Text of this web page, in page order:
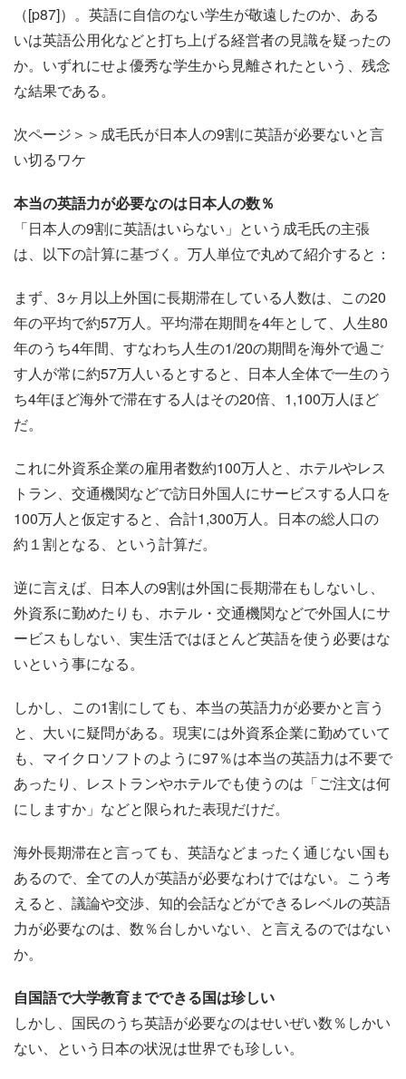
（[p87]）。英語に自信のない学生が敬遠したのか、ある
いは英語公用化などと打ち上げる経営者の見識を疑ったの
か。いずれにせよ優秀な学生から見離されたという、残念
な結果である。
次ページ＞＞成毛氏が日本人の9割に英語が必要ないと言
い切るワケ
本当の英語力が必要なのは日本人の数％
「日本人の9割に英語はいらない」という成毛氏の主張
は、以下の計算に基づく。万人単位で丸めて紹介すると：
まず、3ヶ月以上外国に長期滞在している人数は、この20
年の平均で約57万人。平均滞在期間を4年として、人生80
年のうち4年間、すなわち人生の1/20の期間を海外で過ご
す人が常に約57万人いるとすると、日本人全体で一生のう
ち4年ほど海外で滞在する人はその20倍、1,100万人ほど
だ。
これに外資系企業の雇用者数約100万人と、ホテルやレス
トラン、交通機関などで訪日外国人にサービスする人口を
100万人と仮定すると、合計1,300万人。日本の総人口の
約１割となる、という計算だ。
逆に言えば、日本人の9割は外国に長期滞在もしないし、
外資系に勤めたりも、ホテル・交通機関などで外国人にサ
ービスもしない、実生活ではほとんど英語を使う必要はな
いという事になる。
しかし、この1割にしても、本当の英語力が必要かと言う
と、大いに疑問がある。現実には外資系企業に勤めていて
も、マイクロソフトのように97％は本当の英語力は不要で
あったり、レストランやホテルでも使うのは「ご注文は何
にしますか」などと限られた表現だけだ。
海外長期滞在と言っても、英語などまったく通じない国も
あるので、全ての人が英語が必要なわけではない。こう考
えると、議論や交渉、知的会話などができるレベルの英語
力が必要なのは、数％台しかいない、と言えるのではない
か。
自国語で大学教育までできる国は珍しい
しかし、国民のうち英語が必要なのはせいぜい数％しかい
ない、という日本の状況は世界でも珍しい。